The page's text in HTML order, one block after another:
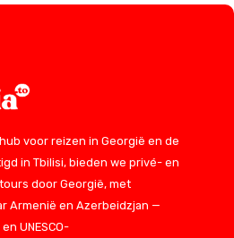
voor reizen in Georgië en de
in Tbilisi, bieden we privé- en
door Georgië, met
Armenië en Azerbeidzjan —
UNESCO-